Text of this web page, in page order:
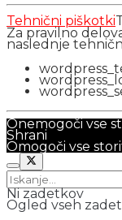
Tehnični piškotki
Za pravilno
naslednje
Onemogoči vse
Shrani
Omogoči vse
Ni zadetkov
Ogled vseh